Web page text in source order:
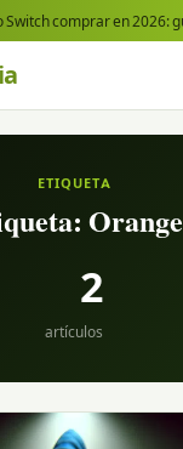
ETIQUETA
Orange
2
artículos